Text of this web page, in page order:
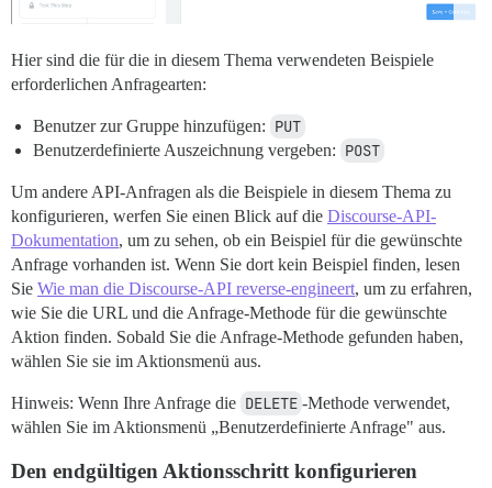
Hier sind die für die in diesem Thema verwendeten Beispiele
erforderlichen Anfragearten:
Benutzer zur Gruppe hinzufügen: PUT
Benutzerdefinierte Auszeichnung vergeben: POST
Um andere API-Anfragen als die Beispiele in diesem Thema zu
konfigurieren, werfen Sie einen Blick auf die Discourse-API-
Dokumentation, um zu sehen, ob ein Beispiel für die gewünschte
Anfrage vorhanden ist. Wenn Sie dort kein Beispiel finden, lesen
Sie Wie man die Discourse-API reverse-engineert, um zu erfahren,
wie Sie die URL und die Anfrage-Methode für die gewünschte
Aktion finden. Sobald Sie die Anfrage-Methode gefunden haben,
wählen Sie sie im Aktionsmenü aus.
Hinweis: Wenn Ihre Anfrage die DELETE -Methode verwendet,
wählen Sie im Aktionsmenü „Benutzerdefinierte Anfrage" aus.
Den endgültigen Aktionsschritt konfigurieren